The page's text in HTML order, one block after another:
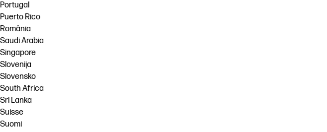
Portugal
Puerto Rico
România
Saudi Arabia
Singapore
Slovenija
Slovensko
South Africa
Sri Lanka
Suisse
Suomi